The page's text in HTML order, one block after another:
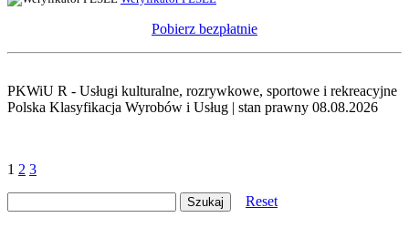
Pobierz bezpłatnie
PKWiU R - Usługi kulturalne, rozrywkowe, sportowe i rekreacyjne
Polska Klasyfikacja Wyrobów i Usług | stan prawny 08.08.2026
1 2 3
Reset